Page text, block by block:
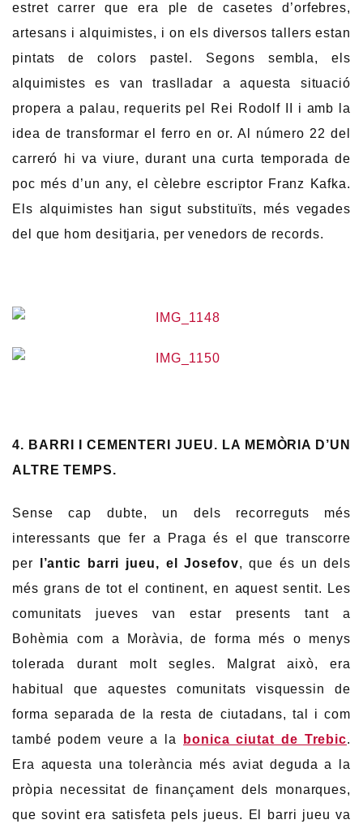
estret carrer que era ple de casetes d’orfebres,
artesans i alquimistes, i on els diversos tallers estan
pintats de colors pastel. Segons sembla, els
alquimistes es van traslladar a aquesta situació
propera a palau, requerits pel Rei Rodolf II i amb la
idea de transformar el ferro en or. Al número 22 del
carreró hi va viure, durant una curta temporada de
poc més d’un any, el cèlebre escriptor Franz Kafka.
Els alquimistes han sigut substituïts, més vegades
del que hom desitjaria, per venedors de records.
4. BARRI I CEMENTERI JUEU. LA MEMÒRIA D’UN
ALTRE TEMPS.
Sense cap dubte, un dels recorreguts més
interessants que fer a Praga és el que transcorre
per
l’antic barri jueu, el Josefov, que és un dels
més grans de tot el continent, en aquest sentit. Les
comunitats jueves van estar presents tant a
Bohèmia com a Moràvia, de forma més o menys
tolerada durant molt segles. Malgrat això, era
habitual que aquestes comunitats visquessin de
forma separada de la resta de ciutadans, tal i com
també podem veure a la
bonica ciutat de Trebic.
Era aquesta una tolerància més aviat deguda a la
pròpia necessitat de finançament dels monarques,
que sovint era satisfeta pels jueus. El barri jueu va